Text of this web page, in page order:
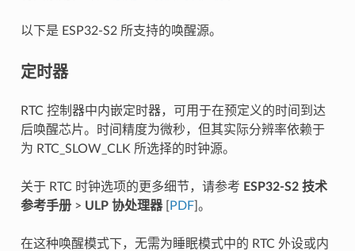
以下是 ESP32-S2 所支持的唤醒源。
定时器
RTC 控制器中内嵌定时器，可用于在预定义的时间到达
后唤醒芯片。时间精度为微秒，但其实际分辨率依赖于
为 RTC_SLOW_CLK 所选择的时钟源。
关于 RTC 时钟选项的更多细节，请参考 ESP32-S2 技术
参考手册> ULP 协处理器[ PDF]。
在这种唤醒模式下，无需为睡眠模式中的 RTC 外设或内